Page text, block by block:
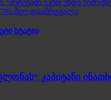
“შეტევაში უკეთ უნდა
მდე დაამრგვალა
სტატია
კაპიტანი